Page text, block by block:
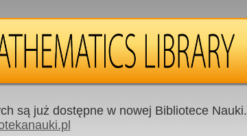
są już dostępne w nowej Bibliotece Nauki.